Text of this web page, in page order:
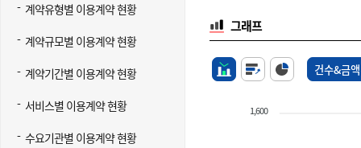
계약유형별 이용계약 현황
계약규모별 이용계약 현황
계약기간별 이용계약 현황
서비스별 이용계약 현황
수요기관별 이용계약 현황
그래프
건수&금액
1,600